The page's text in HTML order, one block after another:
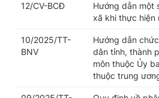
12/CV-BCĐ
Hướng dẫn một
xã khi thực hiện
10/2025/TT-
BNV
Hướng dẫn
dân tỉnh, thành
môn thuộc Ủy
thuộc trung